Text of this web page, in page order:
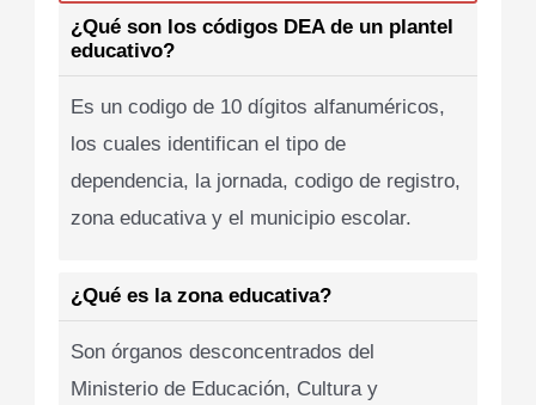
¿Qué son los códigos DEA de un plantel
educativo?
Es un codigo de 10 dígitos alfanuméricos,
los cuales identifican el tipo de
dependencia, la jornada, codigo de registro,
zona educativa y el municipio escolar.
¿Qué es la zona educativa?
Son órganos desconcentrados del
Ministerio de Educación, Cultura y